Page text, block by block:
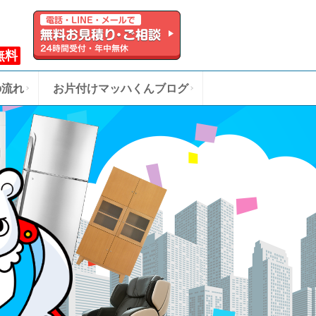
料
れ お片付けマッハくんブログ